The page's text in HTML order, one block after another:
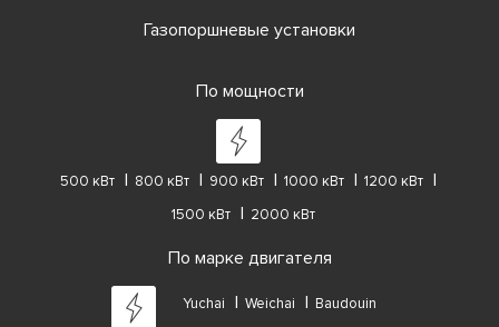
Газопоршневые установки
По мощности
500 кВт 800 кВт 900 кВт 1000 кВт
1200 кВт
1500 кВт
2000 кВт
По марке двигателя
Yuchai Weichai Baudouin